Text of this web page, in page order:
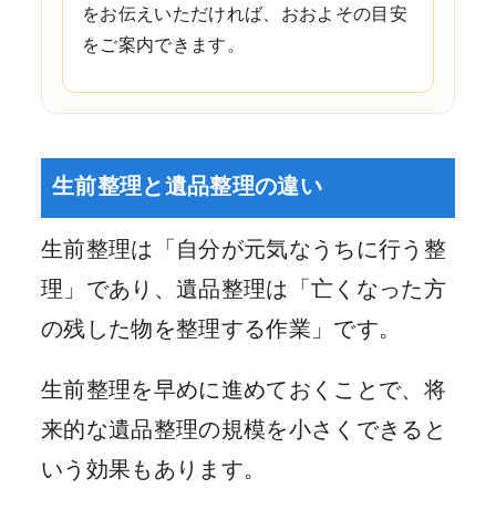
をお伝えいただければ、おおよその目安
をご案内できます。
生前整理と遺品整理の違い
生前整理は「自分が元気なうちに行う整
理」であり、遺品整理は「亡くなった方
の残した物を整理する作業」です。
生前整理を早めに進めておくことで、将
来的な遺品整理の規模を小さくできると
いう効果もあります。